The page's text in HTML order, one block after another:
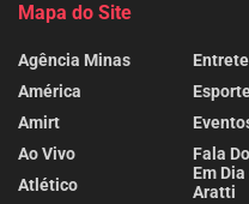
Mapa do Site
Agência Minas
América
Amirt
Ao Vivo
Atlético
Fala
Em
Aratti